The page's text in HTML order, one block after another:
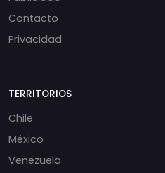
Contacto
Privacidad
TERRITORIOS
Chile
México
Venezuela